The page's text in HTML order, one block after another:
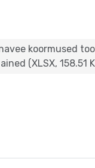
koormused
(XLSX, 158.51